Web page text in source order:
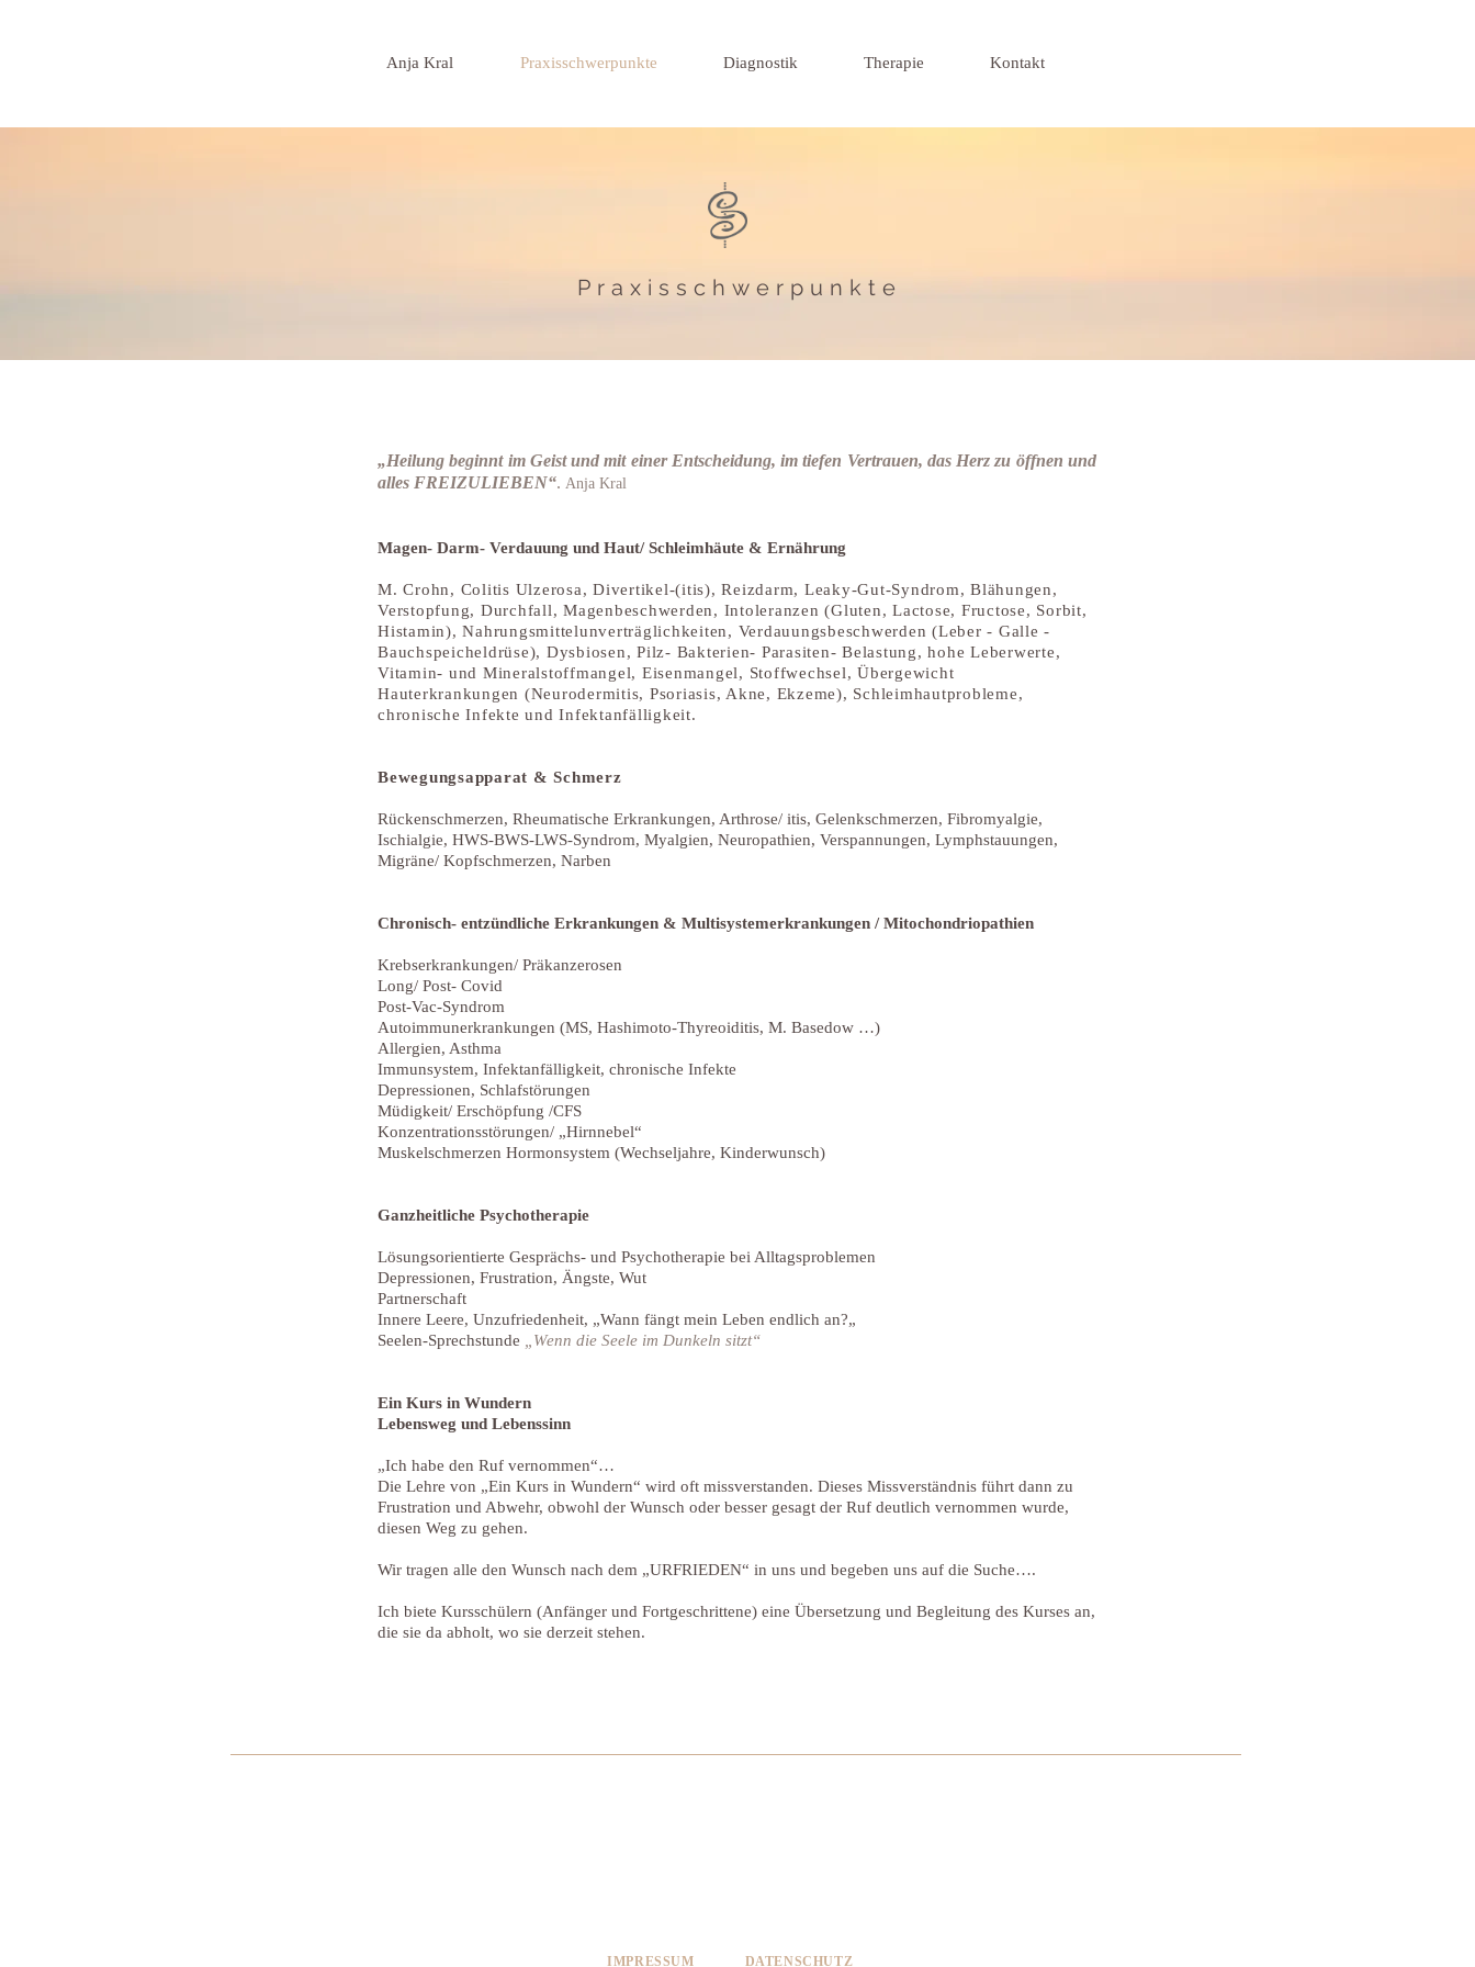
Anja Kral Praxisschwerpunkte Diagnostik Therapie Kontakt
Praxisschwerpunkte
„Heilung beginnt im Geist und mit einer Entscheidung,im tiefen Vertrauen, das Herz zu öffnenund
alles FREIZULIEBEN“. Anja Kral
Magen- Darm- Verdauung und Haut/ Schleimhäute & Ernährung
M. Crohn, Colitis Ulzerosa, Divertikel-(itis), Reizdarm, Leaky-Gut-Syndrom, Blähungen,
Verstopfung, Durchfall, Magenbeschwerden, Intoleranzen (Gluten, Lactose, Fructose, Sorbit,
Histamin), Nahrungsmittelunverträglichkeiten, Verdauungsbeschwerden (Leber - Galle -
Bauchspeicheldrüse), Dysbiosen, Pilz- Bakterien- Parasiten- Belastung, hohe Leberwerte,
Vitamin- und Mineralstoffmangel, Eisenmangel, Stoffwechsel, Übergewicht
Hauterkrankungen (Neurodermitis, Psoriasis, Akne, Ekzeme), Schleimhautprobleme,
chronische Infekte und Infektanfälligkeit.
Bewegungsapparat & Schmerz
Rückenschmerzen, Rheumatische Erkrankungen, Arthrose/ itis, Gelenkschmerzen, Fibromyalgie,
Ischialgie, HWS-BWS-LWS-Syndrom, Myalgien, Neuropathien, Verspannungen, Lymphstauungen,
Migräne/ Kopfschmerzen, Narben
Chronisch- entzündliche Erkrankungen & Multisystemerkrankungen / Mitochondriopathien
Krebserkrankungen/ Präkanzerosen
Long/ Post- Covid
Post-Vac-Syndrom
Autoimmunerkrankungen (MS, Hashimoto-Thyreoiditis, M. Basedow …)
Allergien, Asthma
Immunsystem, Infektanfälligkeit, chronische Infekte
Depressionen, Schlafstörungen
Müdigkeit/ Erschöpfung /CFS
Konzentrationsstörungen/ „Hirnnebel“
Muskelschmerzen Hormonsystem (Wechseljahre, Kinderwunsch)
Ganzheitliche Psychotherapie
Lösungsorientierte Gesprächs- und Psychotherapie bei Alltagsproblemen
Depressionen, Frustration, Ängste, Wut
Partnerschaft
Innere Leere, Unzufriedenheit, „Wann fängt mein Leben endlich an?„
Seelen-Sprechstunde
„Wenn die Seele im Dunkeln sitzt“
Ein Kurs in Wundern
Lebensweg und Lebenssinn
„Ich habe den Ruf vernommen“…
Die Lehre von „Ein Kurs in Wundern“ wird oft missverstanden. Dieses Missverständnis führt dann zu
Frustration und Abwehr, obwohl der Wunsch oder besser gesagt der Ruf deutlich vernommen wurde,
diesen Weg zu gehen.
Wir tragen alle den Wunsch nach dem „URFRIEDEN“ in uns und begeben uns auf die Suche….
Ich biete Kursschülern (Anfänger und Fortgeschrittene) eine Übersetzung und Begleitung des Kurses an,
die sie da abholt, wo sie derzeit stehen.
IMPRESSUM DATENSCHUTZ